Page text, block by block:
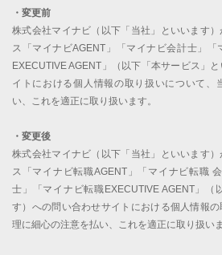
・変更前
株式会社マイナビ（以下「当社」といいます
ス「マイナビAGENT」「マイナビ会計士」
EXECUTIVE AGENT」（以下「本サービス」
イトにおける個人情報の取り扱いについて、
い、これを適正に取り扱います。
・変更後
株式会社マイナビ（以下「当社」といいます
ス「マイナビ転職AGENT」「マイナビ転職
士」「マイナビ転職EXECUTIVE AGENT」（
す）への問い合わせサイトにおける個人情報
理に細心の注意を払い、これを適正に取り扱いま